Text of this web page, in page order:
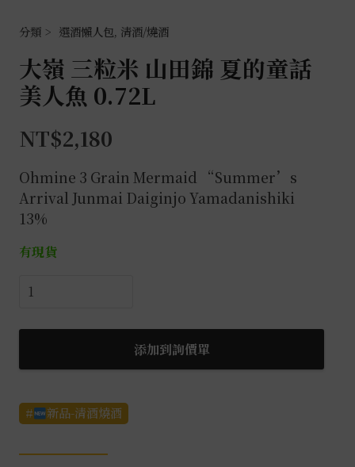
選酒懶人包, 清酒/燒酒
大嶺 三粒米 山田錦 夏的童話
美人魚 0.72L
NT$2,180
Ohmine 3 Grain Mermaid “Summer’s
Arrival Junmai Daiginjo Yamadanishiki
13%
有現貨
大
三
米
田
錦
夏
添加到詢價單
新品-清酒燒酒